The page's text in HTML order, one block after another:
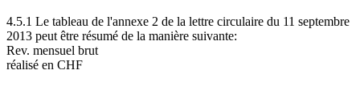
4.5.1 Le tableau de l'annexe 2 de la lettre circulaire du 11 septembre
2013 peut être résumé de la manière suivante:
Rev. mensuel brut
réalisé en CHF